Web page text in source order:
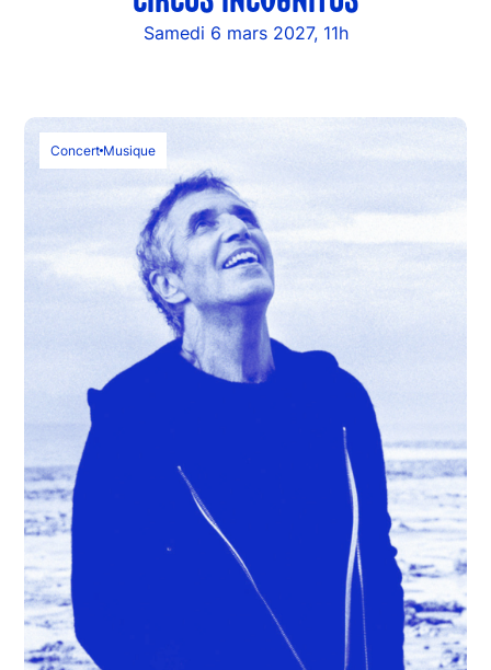
Samedi 6 mars 2027, 11h
Concert Musique